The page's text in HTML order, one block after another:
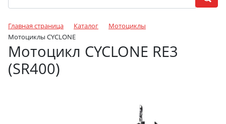
Главная страница Каталог
Мотоциклы
Мотоциклы CYCLONE
Мотоцикл CYCLONE RE3
(SR400)